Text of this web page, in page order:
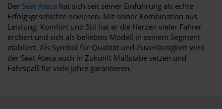
Der Seat Ateca hat sich seit seiner Einführung als echte
Erfolgsgeschichte erwiesen. Mit seiner Kombination aus
Leistung, Komfort und Stil hat er die Herzen vieler Fahrer
erobert und sich als beliebtes Modell in seinem Segment
etabliert. Als Symbol für Qualität und Zuverlässigkeit wird
der Seat Ateca auch in Zukunft Maßstäbe setzen und
Fahrspaß für viele Jahre garantieren.